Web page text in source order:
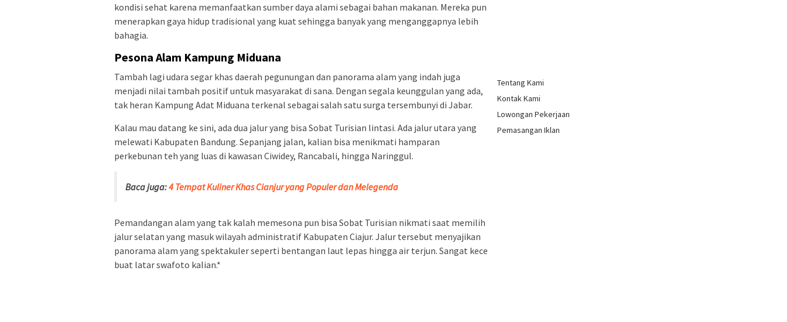
kondisi sehat karena memanfaatkan sumber daya alami sebagai bahan makanan. Mereka pun
menerapkan gaya hidup tradisional yang kuat sehingga banyak yang menganggapnya lebih
bahagia.
Pesona Alam Kampung Miduana
Tambah lagi udara segar khas daerah pegunungan dan panorama alam yang indah juga
menjadi nilai tambah positif untuk masyarakat di sana. Dengan segala keunggulan yang ada,
tak heran Kampung Adat Miduana terkenal sebagai salah satu surga tersembunyi di Jabar.
Kalau mau datang ke sini, ada dua jalur yang bisa Sobat Turisian lintasi. Ada jalur utara yang
melewati Kabupaten Bandung. Sepanjang jalan, kalian bisa menikmati hamparan
perkebunan teh yang luas di kawasan Ciwidey, Rancabali, hingga Naringgul.
Baca juga:4 Tempat Kuliner Khas Cianjur yang Populer dan Melegenda
Pemandangan alam yang tak kalah memesona pun bisa Sobat Turisian nikmati saat memilih
jalur selatan yang masuk wilayah administratif Kabupaten Ciajur. Jalur tersebut menyajikan
panorama alam yang spektakuler seperti bentangan laut lepas hingga air terjun. Sangat kece
buat latar swafoto kalian.*
Tentang Kami
Kontak Kami
Lowongan Pekerjaan
Pemasangan Iklan